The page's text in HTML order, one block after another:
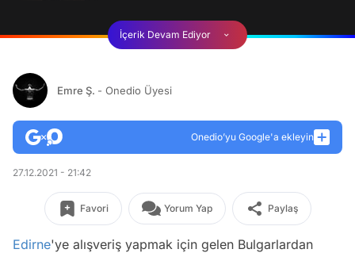
İçerik Devam Ediyor
Emre Ş. - Onedio Üyesi
Onedio’yu Google'a ekleyin
27.12.2021 - 21:42
Favori Yorum Yap Paylaş
Edirne'ye alışveriş yapmak için gelen Bulgarlardan